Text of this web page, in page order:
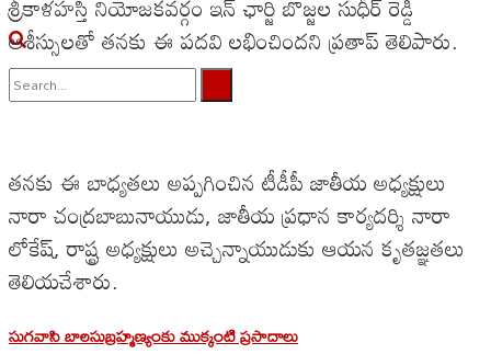
View All Result
ఆశీస్సులతో తనకు ఈ పదవి లభించిందని ప్రతాప్ తెలిపారు.
తనకు ఈ బాధ్యతలు అప్పగించిన టీడీపీ జాతీయ అధ్యక్షులు
నారా చంద్రబాబునాయుడు, జాతీయ ప్రధాన కార్యదర్శి నారా
లోకేష్, రాష్ట్ర అధ్యక్షులు అచ్చెన్నాయుడుకు ఆయన కృతజ్ఞతలు
తెలియచేశారు.
సుగవాసి బాలసుబ్రహ్మణ్యంకు ముక్కంటి ప్రసాదాలు